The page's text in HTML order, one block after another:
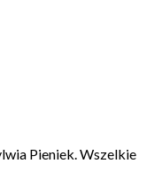
Pieniek. Wszelkie